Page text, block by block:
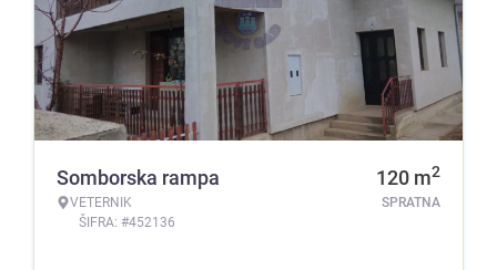
Somborska rampa
VETERNIK
ŠIFRA: #452136
120 m2
SPRATNA